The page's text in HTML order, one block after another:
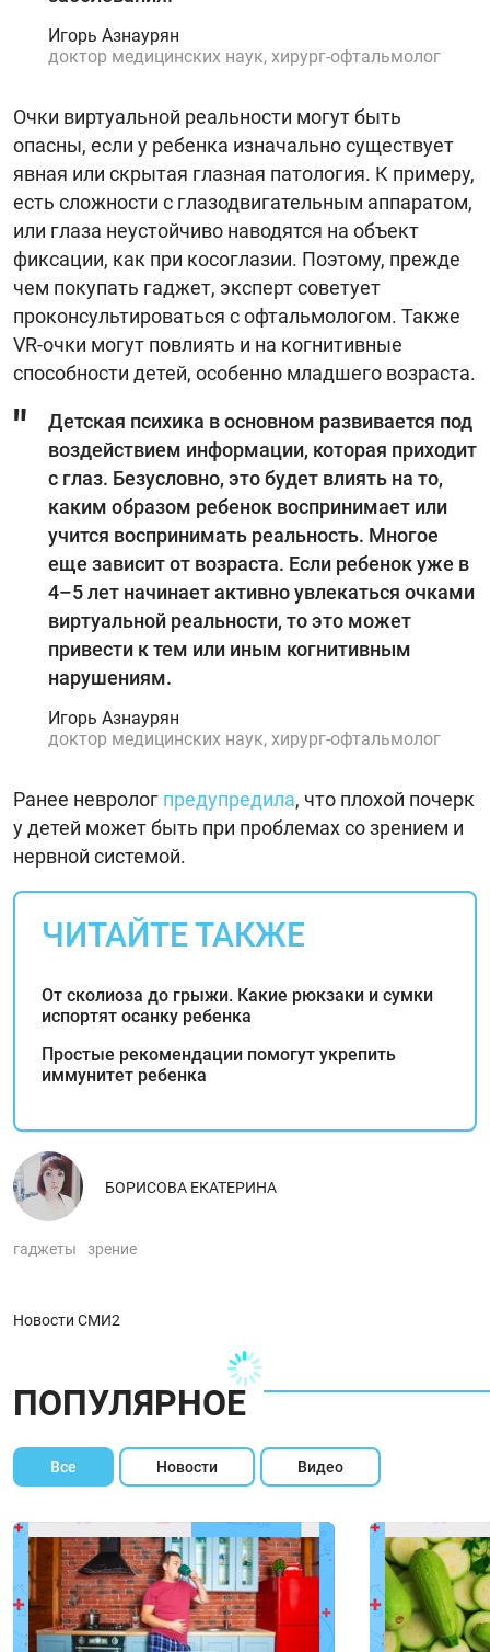
Игорь Азнаурян
доктор медицинских наук, хирург-офтальмолог
Очки виртуальной реальности могут быть
опасны, если у ребенка изначально существует
явная или скрытая глазная патология. К примеру,
есть сложности с глазодвигательным аппаратом,
или глаза неустойчиво наводятся на объект
фиксации, как при косоглазии. Поэтому, прежде
чем покупать гаджет, эксперт советует
проконсультироваться с офтальмологом. Также
VR-очки могут повлиять и на когнитивные
способности детей, особенно младшего возраста.
Детская психика в основном развивается под
воздействием информации, которая приходит
с глаз. Безусловно, это будет влиять на то,
каким образом ребенок воспринимает или
учится воспринимать реальность. Многое
еще зависит от возраста. Если ребенок уже в
4–5 лет начинает активно увлекаться очками
виртуальной реальности, то это может
привести к тем или иным когнитивным
нарушениям.
Игорь Азнаурян
доктор медицинских наук, хирург-офтальмолог
Ранее невролог предупредила, что плохой почерк
у детей может быть при проблемах со зрением и
нервной системой.
ЧИТАЙТЕ ТАКЖЕ
От сколиоза до грыжи. Какие рюкзаки и сумки
испортят осанку ребенка
Простые рекомендации помогут укрепить
иммунитет ребенка
БОРИСОВА ЕКАТЕРИНА
гаджеты зрение
Новости СМИ2
ПОПУЛЯРНОЕ
Все Новости Видео